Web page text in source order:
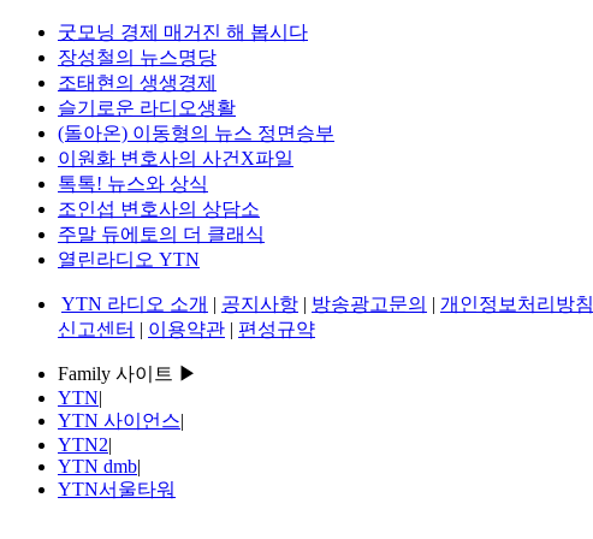
굿모닝 경제 매거진 해 봅시다
장성철의 뉴스명당
조태현의 생생경제
슬기로운 라디오생활
(돌아온) 이동형의 뉴스 정면승부
이원화 변호사의 사건X파일
톡톡! 뉴스와 상식
조인섭 변호사의 상담소
주말 듀에토의 더 클래식
열린라디오 YTN
YTN 라디오 소개 | 공지사항 | 방송광고문의 | 개인정보처리방침
신고센터 | 이용약관 | 편성규약
Family 사이트 ▶
YTN|
YTN 사이언스|
YTN2|
YTN dmb|
YTN서울타워